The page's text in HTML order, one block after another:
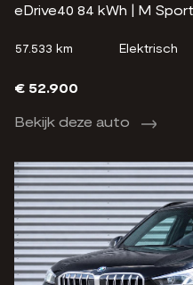
eDrive40 84 kWh | M
57.533 km Elektrisch
€ 52.900
Bekijk deze auto